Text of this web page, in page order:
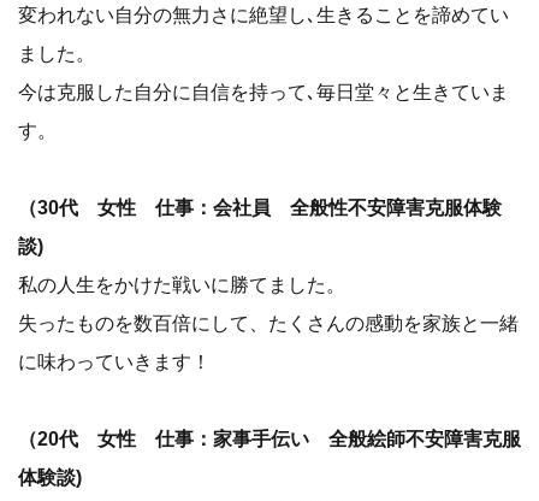
変われない自分の無力さに絶望し､生きることを諦めてい
ました。
今は克服した自分に自信を持って､毎日堂々と生きていま
す。
（30代 女性 仕事：会社員 全般性不安障害克服体験
談)
私の人生をかけた戦いに勝てました。
失ったものを数百倍にして、たくさんの感動を家族と一緒
に味わっていきます！
（20代 女性 仕事：家事手伝い 全般絵師不安障害克服
体験談)